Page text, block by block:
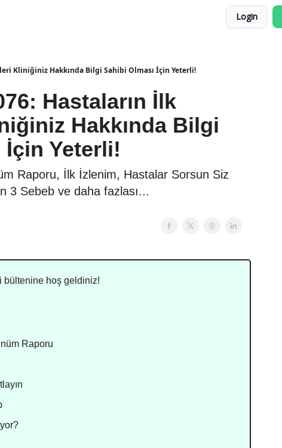
Login
Kliniğiniz Hakkında Bilgi Sahibi Olması İçin Yeterli!
Hastaların İlk
Hakkında Bilgi
İçin Yeterli!
Raporu, İlk İzlenim, Hastalar Sorsun Siz
3 Sebeb ve daha fazlası...
bültenine hoş geldiniz!
Raporu